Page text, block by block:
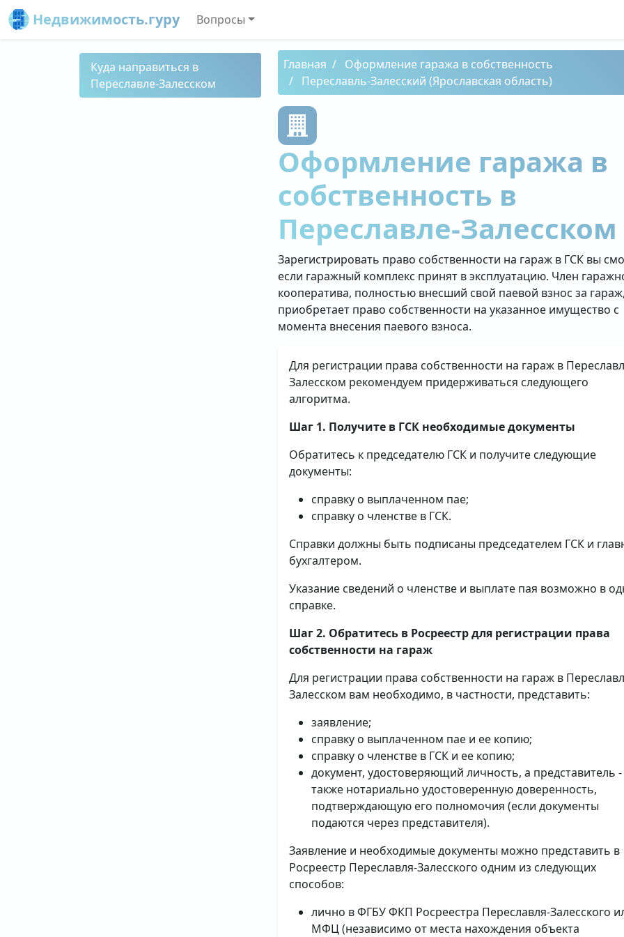
Недвижимость.гуру Вопросы
Куда направиться в
Переславле-Залесском
Главная
Оформление гаража в собственность
Переславль-Залесский (Ярославская область)
Оформление гаража в
собственность в
Переславле-Залесском
Зарегистрировать право собственности на гараж в ГСК вы
если гаражный комплекс принят в эксплуатацию. Член
кооператива, полностью внесший свой паевой взнос за гараж,
приобретает право собственности на указанное имущество с
момента внесения паевого взноса.
Для регистрации права собственности на гараж в
Залесском рекомендуем придерживаться следующего
алгоритма.
Шаг 1. Получите в ГСК необходимые документы
Обратитесь к председателю ГСК и получите следующие
документы:
справку о выплаченном пае;
справку о членстве в ГСК.
Справки должны быть подписаны председателем ГСК и
бухгалтером.
Указание сведений о членстве и выплате пая возможно в
справке.
Шаг 2. Обратитесь в Росреестр для регистрации права
собственности на гараж
Для регистрации права собственности на гараж в
Залесском вам необходимо, в частности, представить:
заявление;
справку о выплаченном пае и ее копию;
справку о членстве в ГСК и ее копию;
документ, удостоверяющий личность, а представитель -
также нотариально удостоверенную доверенность,
подтверждающую его полномочия (если документы
подаются через представителя).
Заявление и необходимые документы можно представить в
Росреестр Переславля-Залесского одним из следующих
способов:
лично в ФГБУ ФКП Росреестра Переславля-Залесского
МФЦ (независимо от места нахождения объекта